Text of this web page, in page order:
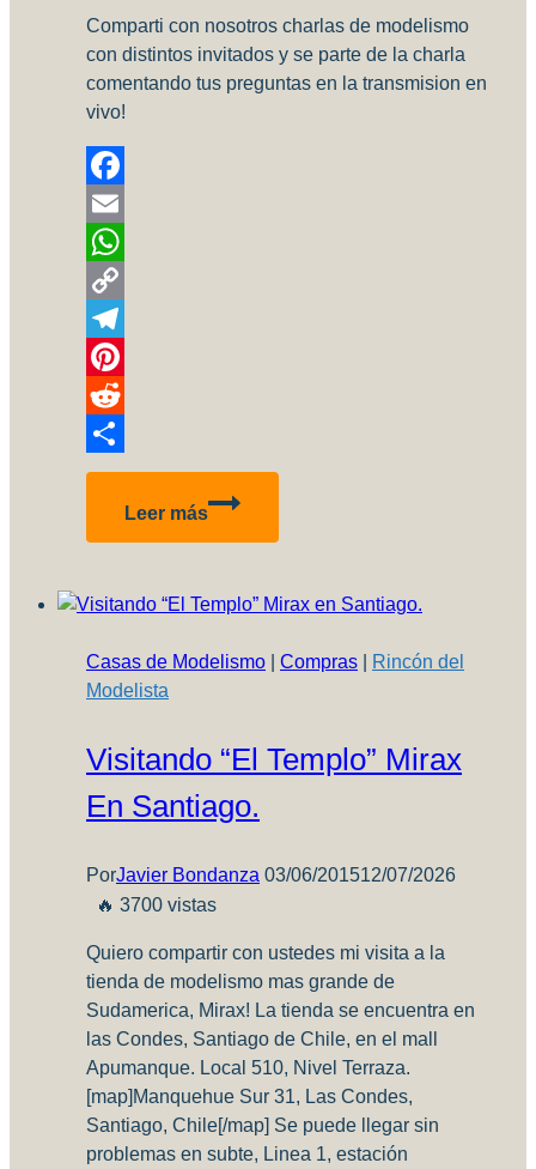
Comparti con nosotros charlas de modelismo
con distintos invitados y se parte de la charla
comentando tus preguntas en la transmision en
vivo!
Facebook
Email
WhatsApp
Copy
Link
Telegram
Pinterest
Reddit
Compartir
Leer más
Hablemos
–
vivo
Casas de Modelismo Compras
Rincón del
Modelista
Visitando “El Templo” Mirax
En Santiago.
PorJavier Bondanza 03/06/201512/07/2026
🔥 3700 vistas
Quiero compartir con ustedes mi visita a la
tienda de modelismo mas grande de
Sudamerica, Mirax! La tienda se encuentra en
las Condes, Santiago de Chile, en el mall
Apumanque. Local 510, Nivel Terraza.
[map]Manquehue Sur 31, Las Condes,
Santiago, Chile[/map] Se puede llegar sin
problemas en subte, Linea 1, estación